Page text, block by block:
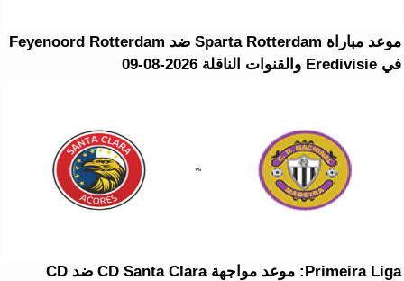
موعد مباراة Sparta Rotterdam ضد Feyenoord Rotterdam
في Eredivisie والقنوات الناقلة 2026-08-09
Primeira Liga: موعد مواجهة CD Santa Clara ضد CD